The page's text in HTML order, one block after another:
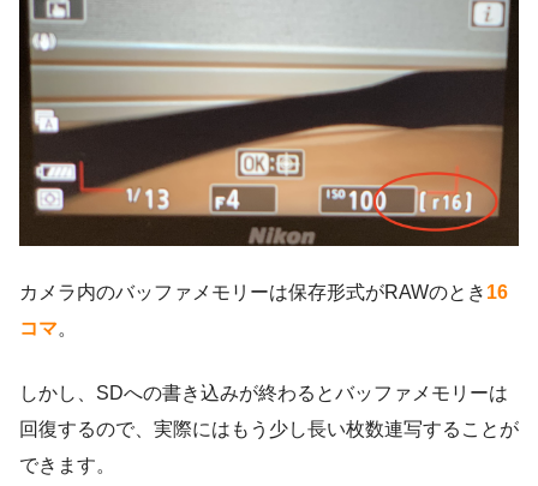
カメラ内のバッファメモリーは保存形式がRAWのとき 16
コマ。
しかし、SDへの書き込みが終わるとバッファメモリーは
回復するので、実際にはもう少し長い枚数連写することが
できます。